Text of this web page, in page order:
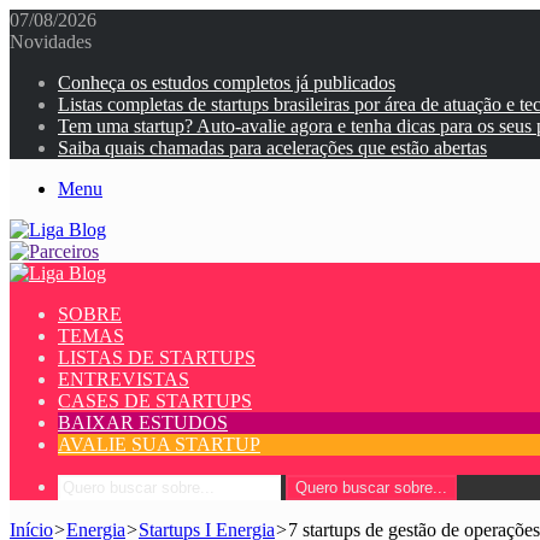
07/08/2026
Novidades
Conheça os estudos completos já publicados
Listas completas de startups brasileiras por área de atuação e
Tem uma startup? Auto-avalie agora e tenha dicas para os seus
Saiba quais chamadas para acelerações que estão abertas
Menu
SOBRE
TEMAS
LISTAS DE STARTUPS
ENTREVISTAS
CASES DE STARTUPS
BAIXAR ESTUDOS
AVALIE SUA STARTUP
Quero buscar sobre...
Início>Energia>Startups I Energia>7 startups de gestão de